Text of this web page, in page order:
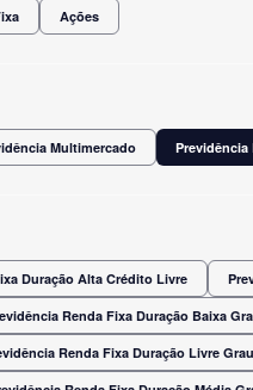
Ações
Multimercado Previdência
Duração Alta Crédito Livre
Renda Fixa Duração Baixa
Renda Fixa Duração Livre